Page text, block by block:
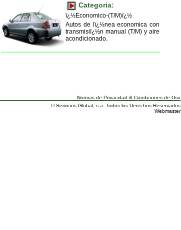
Categoria:
ï¿½Economico-(T/M)ï¿½
Autos de lï¿½nea economica con
transmisiï¿½n manual (T/M) y aire
acondicionado.
Normas de Privacidad & Condiciones de Uso
© Servicios Global, s.a. Todos los Derechos Reservados
Webmaster